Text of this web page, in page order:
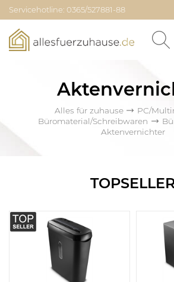
Servicehotline: 0365/527881-88
Alles für zuhause
PC/
Büromaterial/Schreibwaren
Aktenvernichter